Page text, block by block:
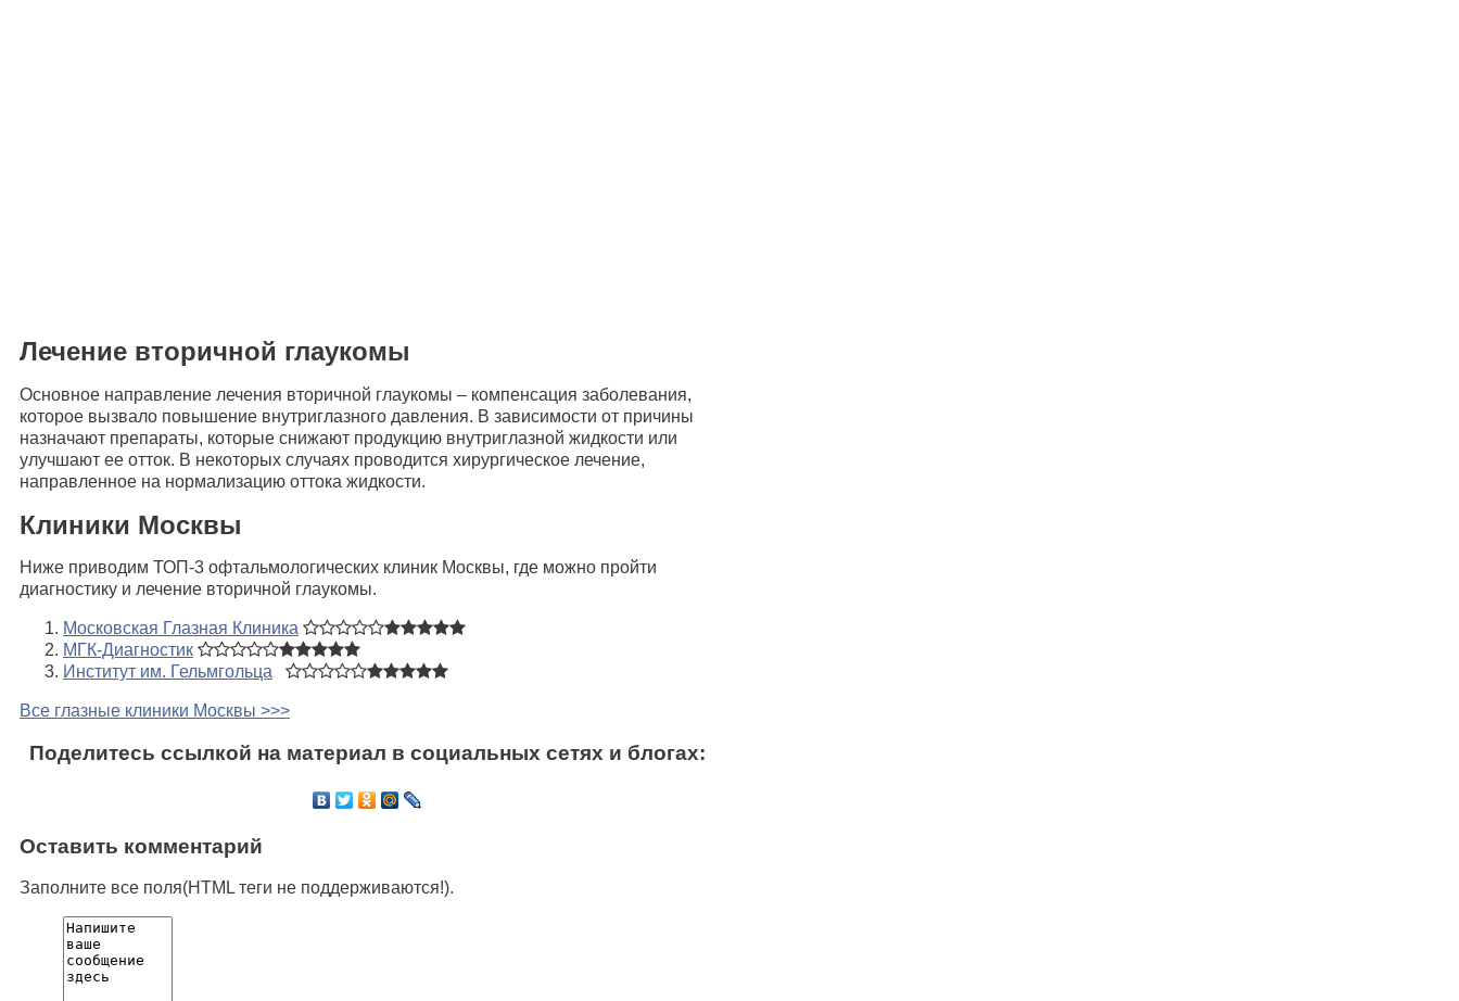
Лечение вторичной глаукомы
Основное направление лечения вторичной глаукомы – компенсация заболевания,
которое вызвало повышение внутриглазного давления. В зависимости от причины
назначают препараты, которые снижают продукцию внутриглазной жидкости или
улучшают ее отток. В некоторых случаях проводится хирургическое лечение,
направленное на нормализацию оттока жидкости.
Клиники Москвы
Ниже приводим ТОП-3 офтальмологических клиник Москвы, где можно пройти
диагностику и лечение вторичной глаукомы.
Московская Глазная Клиника
МГК-Диагностик
Институт им. Гельмгольца
Все глазные клиники Москвы >>>
Поделитесь ссылкой на материал в социальных сетях и блогах:
Оставить комментарий
Заполните все поля(HTML теги не поддерживаются!).